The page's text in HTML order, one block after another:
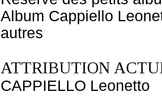
Album Cappiello
autres
ATTRIBUTION
CAPPIELLO Leonetto